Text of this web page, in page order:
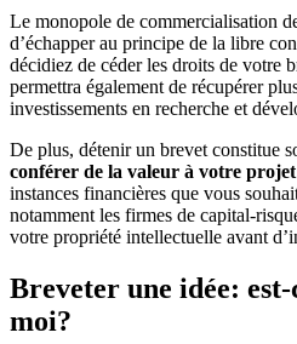
Le monopole de commercialisation
d’échapper au principe de la libre
décidiez de céder les droits de votre
permettra également de récupérer
investissements en recherche et
De plus, détenir un brevet constitue
conférer de la valeur à votre projet
instances financières que vous
notamment les firmes de capital-
votre propriété intellectuelle avant
Breveter une idée: est-
moi?